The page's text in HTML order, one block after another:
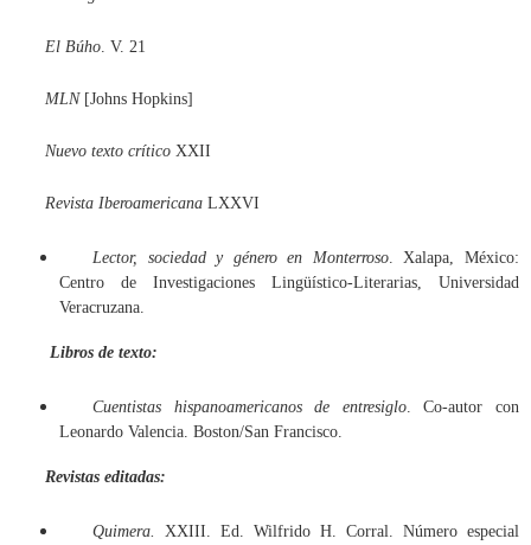
El Búho . V. 21
MLN [Johns Hopkins]
Nuevo texto crítico XXII
Revista Iberoamericana LXXVI
Lector, sociedad y género en Monterroso. Xalapa, México:
Centro de Investigaciones Lingüístico-Literarias, Universidad
Veracruzana.
Libros de texto:
Cuentistas hispanoamericanos de entresiglo. Co-autor con
Leonardo Valencia. Boston/San Francisco.
Revistas editadas:
Quimera. XXIII. Ed. Wilfrido H. Corral. Número especial